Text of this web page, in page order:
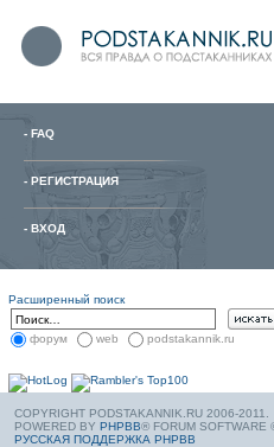
- FAQ
- РЕГИСТРАЦИЯ
- ВХОД
Расширенный поиск
форум web podstakannik.ru
COPYRIGHT PODSTAKANNIK.RU 2006-2011.
POWERED BY PHPBB® FORUM SOFTWARE
РУССКАЯ ПОДДЕРЖКА PHPBB